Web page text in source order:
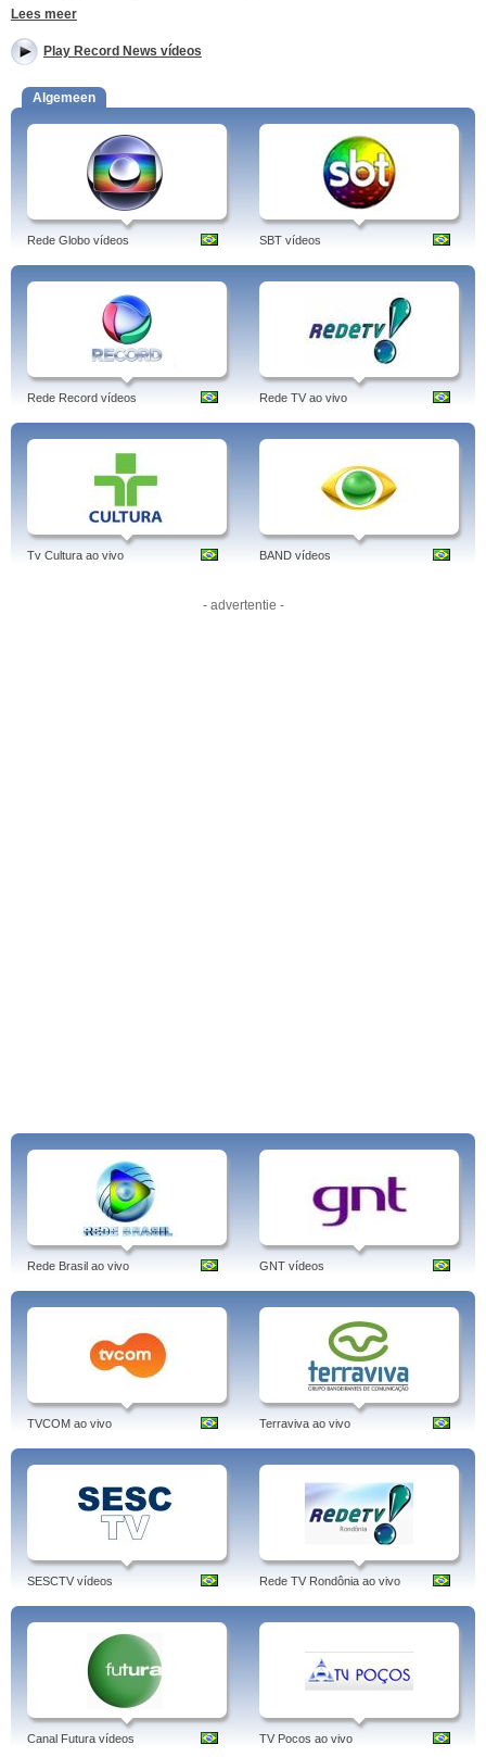
Hora News
últimas notícias do país e do mundo.
Jornal da Record News
acontecimentos mais importantes do dia no horário nobre. Apresentado por
Heródoto Barbeiro. Jornal da Record News.
Entrevista Record– Apresentado pelo jornalista Paulo Henrique Amorim, o
Entrevista Record traz entrevistas e debates sobre temas atuais com
convidados especiais. Entrevista Record -
Zapping
– Revista de variedades com enfoque nos bastidores do cinema,
música e moda, trazendo as últimas novidades das celebridades. Apresentado
por Vera Viel. Record News – Zapping.
Record News – Outros Programas
Record News, o telespectador também poderá assistir a programas como
Câmera Record News, Eco Record News Amazônia, NBlogs, Ressoar, Escola
do Amor, À Prova de Tudo e vários outros.
Record News – Onde Assistir ARecord News é um canal de TV aberto,
podendo ser assistido via UHF em grande parte do território nacional. O canal
também está disponível via TV por assinatura através da Net, Oi TV, Vivo TV e
outras operadoras regionais.
Programas: Record News Rural, Fala Brasil, Arquivo Record, Record News
Paulista, Eco Record News, David Letterman, Congresso Para O Sucesso.
Tags: record news, ao vivo, es, online, programação, sai do ar, parabólica, hd,
bahia, sc, rural, record news, brasil, português.
Lees meer
Play Record News vídeos
Algemeen
Rede Globo vídeos SBT vídeos
Rede Record vídeos Rede TV ao vivo
Tv Cultura ao vivo BAND vídeos
- advertentie -
Rede Brasil ao vivo GNT vídeos
TVCOM ao vivo Terraviva ao vivo
SESCTV vídeos Rede TV Rondônia ao vivo
Canal Futura vídeos TV Pocos ao vivo